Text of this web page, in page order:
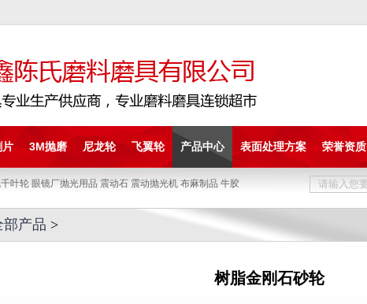
片 3M抛磨 尼龙轮 飞翼轮 产品中心 表面处理方案 荣誉资质
叶轮 眼镜厂抛光用品 震动石 震动抛光机 布麻制品 牛胶
部产品 >
树脂金刚石砂轮